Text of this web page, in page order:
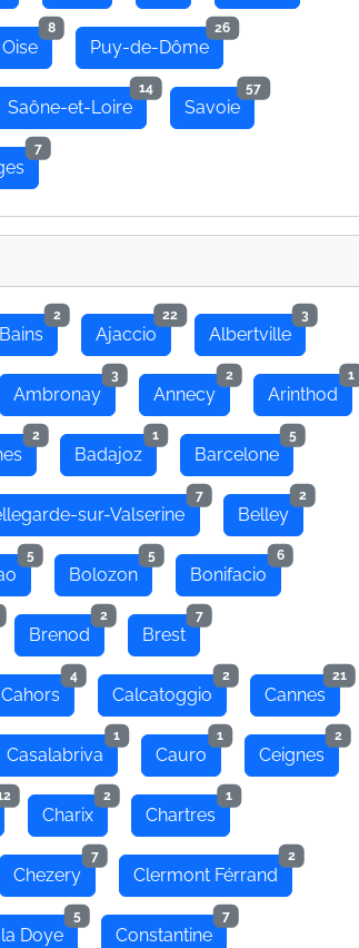
Oise
8
Puy-de-Dôme
26
Saône-et-Loire
14
Savoie
57
7
2
Ajaccio
22
Albertville
3
Ambronay
3
Annecy
2
Arinthod
1
2
Badajoz
1
Barcelone
5
sur-Valserine
7
Belley
2
5
Bolozon
5
Bonifacio
6
Brenod
2
Brest
7
Cahors
4
Calcatoggio
2
Cannes
21
Casalabriva
1
Cauro
1
Ceignes
2
Charix
2
Chartres
1
Chezery
7
Clermont Férrand
2
Doye
5
Constantine
7